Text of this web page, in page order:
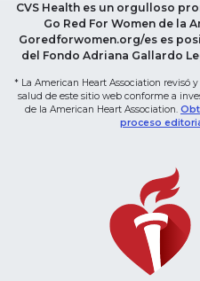
CVS Health es un orgulloso
Go Red For Women de la
Goredforwomen.org/es es
del Fondo Adriana Gallardo
* La American Heart Association revisó
salud de este sitio web conforme a
de la American Heart Association.
proceso